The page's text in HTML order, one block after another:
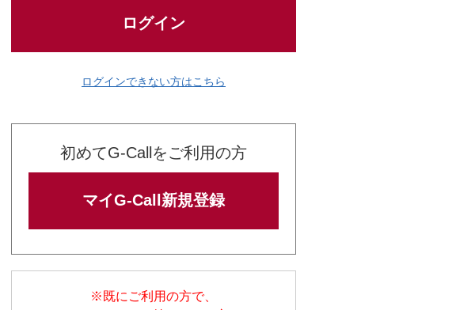
ログイン
ログインできない方はこちら
初めてG-Callをご利用の方
マイG-Call新規登録
※既にご利用の方で、